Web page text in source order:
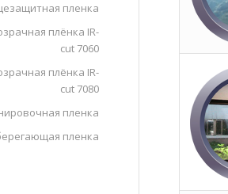
пленка
плёнка IR-
cut 7060
плёнка IR-
cut 7080
пленка
пленка